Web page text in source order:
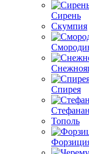
Сирень
Скумпия
Спирея
Тополь